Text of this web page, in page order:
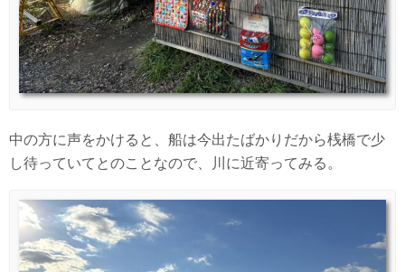
中の方に声をかけると、船は今出たばかりだから桟橋で少
し待っていてとのことなので、川に近寄ってみる。